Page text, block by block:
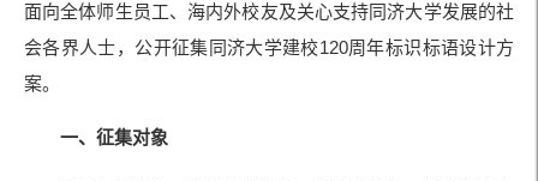
面向全体师生员工、海内外校友及关心支持同济大学发展的社
会各界人士，公开征集同济大学建校120周年标识标语设计方
案。
一、征集对象